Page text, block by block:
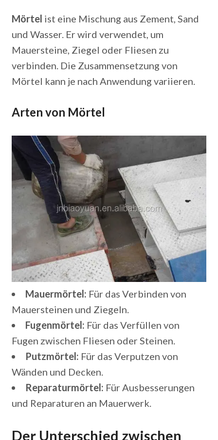
Mörtel ist eine Mischung aus Zement, Sand
und Wasser. Er wird verwendet, um
Mauersteine, Ziegel oder Fliesen zu
verbinden. Die Zusammensetzung von
Mörtel kann je nach Anwendung variieren.
Arten von Mörtel
Mauermörtel: Für das Verbinden von
Mauersteinen und Ziegeln.
Fugenmörtel: Für das Verfüllen von
Fugen zwischen Fliesen oder Steinen.
Putzmörtel: Für das Verputzen von
Wänden und Decken.
Reparaturmörtel: Für Ausbesserungen
und Reparaturen an Mauerwerk.
Der Unterschied zwischen